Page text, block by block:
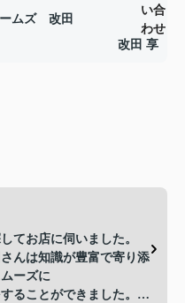
い合
わせ
ームズ 改田
改田 享
てお店に伺いました。
んは知識が豊富で寄り添
ーズに
ることができました。